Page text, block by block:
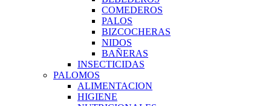
COMEDEROS
PALOS
BIZCOCHERAS
NIDOS
BAÑERAS
INSECTICIDAS
PALOMOS
ALIMENTACION
HIGIENE